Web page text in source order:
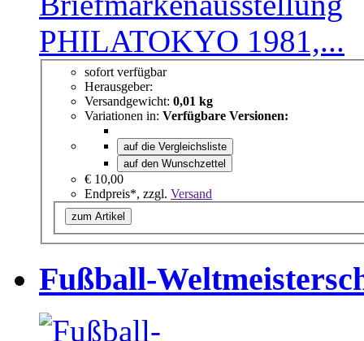
sofort verfügbar
Herausgeber:
Versandgewicht: 0,01 kg
Variationen in: Verfügbare Versionen:
auf die Vergleichsliste
auf den Wunschzettel
€ 10,00
Endpreis*, zzgl. Versand
zum Artikel
Fußball-